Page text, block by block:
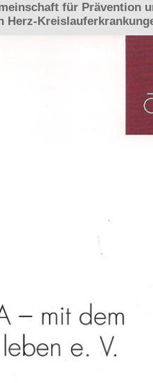
für Prävention
Herz-